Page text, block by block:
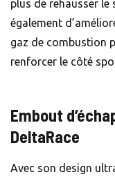
plus de rehausser
également
gaz de combustion
renforcer le côté
Embout
DeltaRace
Avec son design